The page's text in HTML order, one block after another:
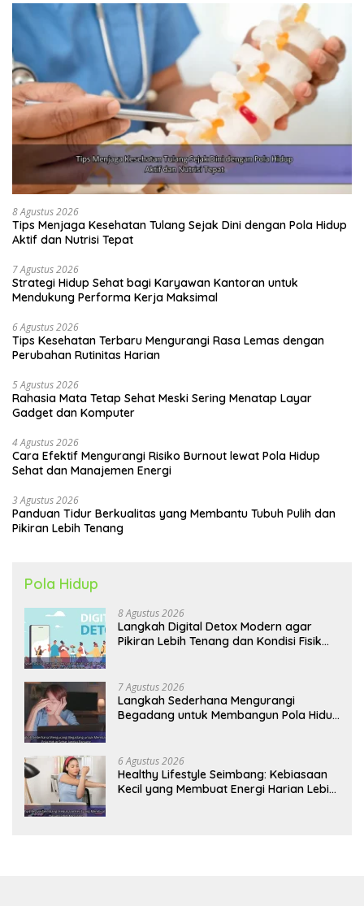
8 Agustus 2026
Tips Menjaga Kesehatan Tulang Sejak Dini dengan Pola Hidup
Aktif dan Nutrisi Tepat
7 Agustus 2026
Strategi Hidup Sehat bagi Karyawan Kantoran untuk
Mendukung Performa Kerja Maksimal
6 Agustus 2026
Tips Kesehatan Terbaru Mengurangi Rasa Lemas dengan
Perubahan Rutinitas Harian
5 Agustus 2026
Rahasia Mata Tetap Sehat Meski Sering Menatap Layar
Gadget dan Komputer
4 Agustus 2026
Cara Efektif Mengurangi Risiko Burnout lewat Pola Hidup
Sehat dan Manajemen Energi
3 Agustus 2026
Panduan Tidur Berkualitas yang Membantu Tubuh Pulih dan
Pikiran Lebih Tenang
Pola Hidup
8 Agustus 2026
Langkah Digital Detox Modern agar
Pikiran Lebih Tenang dan Kondisi Fisik
7 Agustus 2026
Langkah Sederhana Mengurangi
Begadang untuk Membangun Pola Hidup
6 Agustus 2026
Healthy Lifestyle Seimbang: Kebiasaan
Kecil yang Membuat Energi Harian Lebih